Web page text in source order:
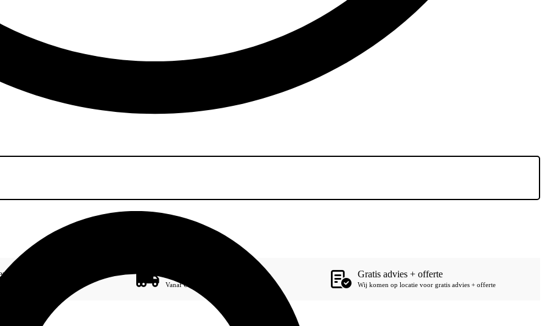
0% rente Vanaf € 100,-
Gratis advies + offerte
Wij komen op locatie voor gratis advies + offerte